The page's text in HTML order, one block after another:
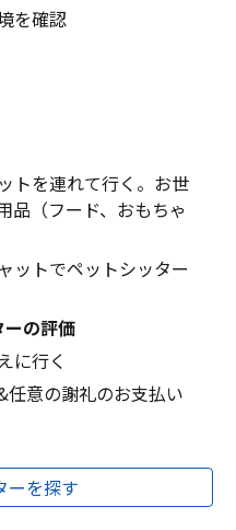
を確認
トを連れて行く。お世
品（フード、おもちゃ
ットでペットシッター
の評価
に行く
意の謝礼のお支払い
ーを探す